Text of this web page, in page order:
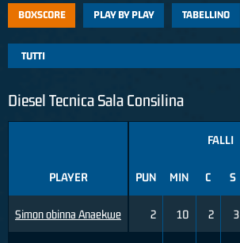
BOXSCORE PLAY BY PLAY TABELLINO
Diesel Tecnica Sala Consilina
PLAYER
Simon obinna Anaekwe
FALLI
PUN MIN C S
2 10 2 3